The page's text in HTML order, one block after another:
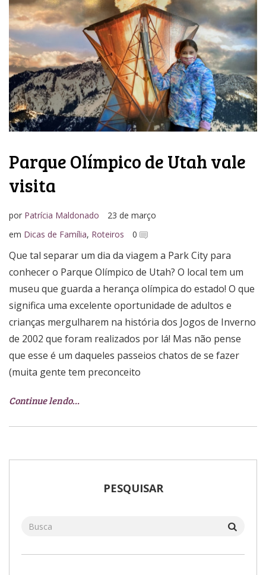
Media Kit
Parque Olímpico de Utah vale
visita
por Patrícia Maldonado
23 de março
em Dicas de Família, Roteiros 0
Que tal separar um dia da viagem a Park City para
conhecer o Parque Olímpico de Utah? O local tem um
museu que guarda a herança olímpica do estado! O que
significa uma excelente oportunidade de adultos e
crianças mergulharem na história dos Jogos de Inverno
de 2002 que foram realizados por lá! Mas não pense
que esse é um daqueles passeios chatos de se fazer
(muita gente tem preconceito
Continue lendo…
PESQUISAR